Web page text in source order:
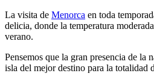
La visita de Menorca en toda
delicia, donde la temperatura
verano.
Pensemos que la gran presencia de la
isla del mejor destino para la totalidad